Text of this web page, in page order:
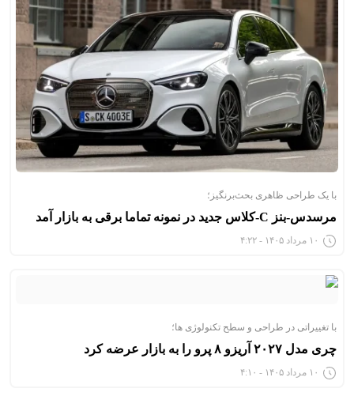
با یک طراحی ظاهری بحث‌برنگیز؛
مرسدس-بنز C-کلاس جدید در نمونه تماما برقی به بازار آمد
۱۰ مرداد ۱۴۰۵ - ۴:۲۲
با تغییراتی در طراحی و سطح تکنولوژی ها؛
چری مدل ۲۰۲۷ آریزو ۸ پرو را به بازار عرضه کرد
۱۰ مرداد ۱۴۰۵ - ۴:۱۰